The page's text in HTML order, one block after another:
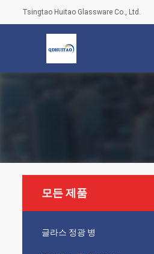
Tsingtao Huitao Glassware Co., Ltd.
모든 제품
글라스 정광 병